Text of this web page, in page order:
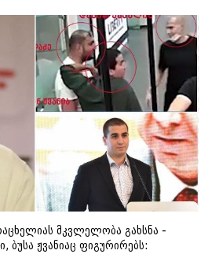
მკვლელობა გახსნა -
ბუსა ჟვანიაც ფიგურირებს: